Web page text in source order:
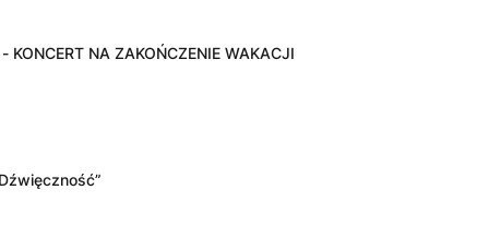
KONCERT NA ZAKOŃCZENIE WAKACJI